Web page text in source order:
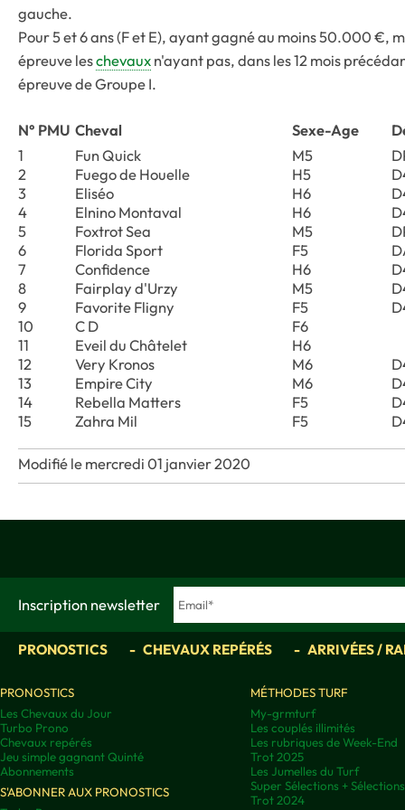
gauche.
Pour 5 et 6 ans (F et E), ayant gagné au moins 50.000 €,
épreuve leschevauxn'ayant pas, dans les 12 mois
épreuve de Groupe I.
N° PMU Cheval Sexe-Age
1
Fun Quick M5
2
Fuego de Houelle H5
3
Eliséo H6
4
Elnino Montaval H6
5
Foxtrot Sea M5
6
Florida Sport F5
7
Confidence H6
8
Fairplay d'Urzy M5
9
Favorite Fligny F5
10
C D F6
11
Eveil du Châtelet H6
12
Very Kronos M6
13
Empire City M6
14
Rebella Matters F5
15
Zahra Mil F5
Modifié le mercredi 01 janvier 2020
Inscription newsletter
PRONOSTICS CHEVAUX REPÉRÉS ARRIVÉES /
PRONOSTICS
Les Chevaux du Jour
Turbo Prono
Chevaux repérés
Jeu simple gagnant Quinté
Abonnements
S'ABONNER AUX PRONOSTICS
MÉTHODES TURF
My-grmturf
Les couplés illimités
Les rubriques de Week-End
Trot 2025
Les Jumelles du Turf
Super Sélections +
Trot 2024